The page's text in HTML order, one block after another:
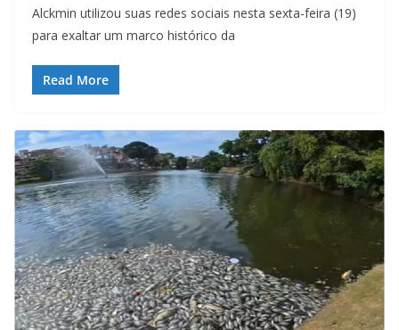
Alckmin utilizou suas redes sociais nesta sexta-feira (19)
para exaltar um marco histórico da
Read More